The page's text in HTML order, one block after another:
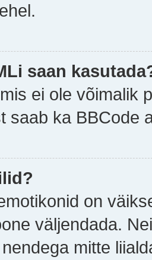
saan
ei ole võimalik
saab ka BBCode
on
väljendada.
mitte